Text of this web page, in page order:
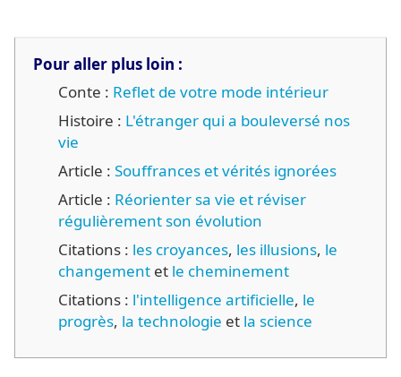
Pour aller plus loin :
Conte : Reflet de votre mode intérieur
Histoire : L'étranger qui a bouleversé nos
vie
Article : Souffrances et vérités ignorées
Article : Réorienter sa vie et réviser
régulièrement son évolution
Citations : les croyances, les illusions, le
changement et le cheminement
Citations : l'intelligence artificielle, le
progrès, la technologie et la science